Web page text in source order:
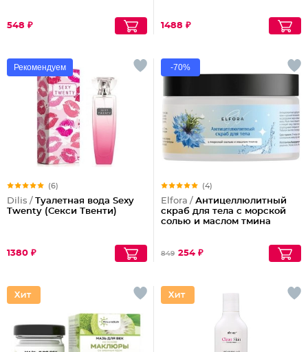
548 ₽ 1488 ₽
Рекомендуем
(6)
Dilis / Туалетная вода Sexy
Twenty (Секси Твенти)
1380 ₽
-70%
(4)
Elfora / Антицеллюлитный
скраб для тела с морской
солью и маслом тмина
849 254 ₽